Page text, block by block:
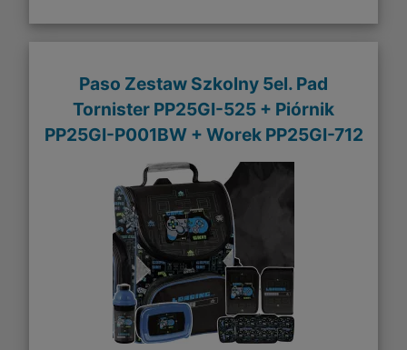
Paso Zestaw Szkolny 5el. Pad
Tornister PP25GI-525 + Piórnik
PP25GI-P001BW + Worek PP25GI-712